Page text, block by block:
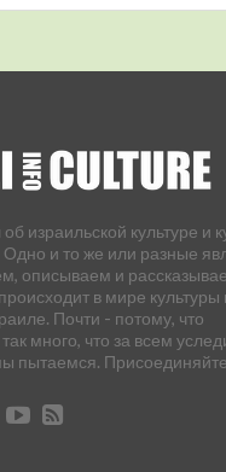
израильской культуре и
Одно и то же или разные
описываем и
в мире культуры
Почти - потому, что
много, что за всем
пытаемся.